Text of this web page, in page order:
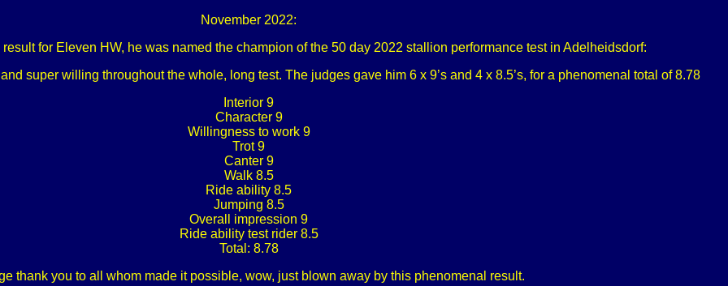
November 2022:
for Eleven HW, he was named the champion of the 50 day 2022 stallion performance test in Adelheidsdorf:
super willing throughout the whole, long test. The judges gave him 6 x 9’s and 4 x 8.5’s, for a phenomenal total of 8.78
Interior 9
Character 9
Willingness to work 9
Trot 9
Canter 9
Walk 8.5
Ride ability 8.5
Jumping 8.5
Overall impression 9
Ride ability test rider 8.5
Total: 8.78
thank you to all whom made it possible, wow, just blown away by this phenomenal result.